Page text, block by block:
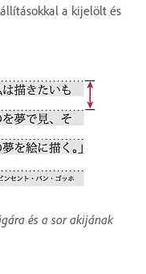
a kijelölt és
és a sor akijának